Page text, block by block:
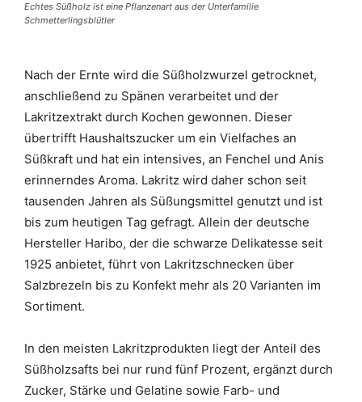
Echtes Süßholz ist eine Pflanzenart aus der Unterfamilie
Schmetterlingsblütler
Nach der Ernte wird die Süßholzwurzel getrocknet,
anschließend zu Spänen verarbeitet und der
Lakritzextrakt durch Kochen gewonnen. Dieser
übertrifft Haushaltszucker um ein Vielfaches an
Süßkraft und hat ein intensives, an Fenchel und Anis
erinnerndes Aroma. Lakritz wird daher schon seit
tausenden Jahren als Süßungsmittel genutzt und ist
bis zum heutigen Tag gefragt. Allein der deutsche
Hersteller Haribo, der die schwarze Delikatesse seit
1925 anbietet, führt von Lakritzschnecken über
Salzbrezeln bis zu Konfekt mehr als 20 Varianten im
Sortiment.
In den meisten Lakritzprodukten liegt der Anteil des
Süßholzsafts bei nur rund fünf Prozent, ergänzt durch
Zucker, Stärke und Gelatine sowie Farb- und